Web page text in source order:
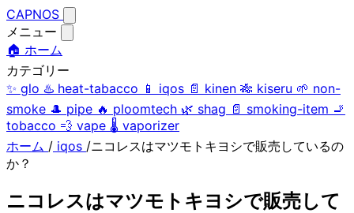
CAPNOS
メニュー
🏠 ホーム
カテゴリー
✨ glo ♨️ heat-tabacco 📱 iqos 📄 kinen 🎋 kiseru 🌱 non-
smoke 🎩 pipe 🔥 ploomtech 🌿 shag 📄 smoking-item 🚬
tobacco 💨 vape 🌡️ vaporizer
ホーム / iqos /ニコレスはマツモトキヨシで販売しているの
か？
ニコレスはマツモトキヨシで販売して